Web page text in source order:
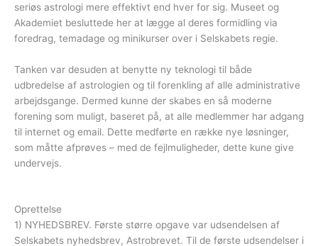
seriøs astrologi mere effektivt end hver for sig. Museet og
Akademiet besluttede her at lægge al deres formidling via
foredrag, temadage og minikurser over i Selskabets regie.
Tanken var desuden at benytte ny teknologi til både
udbredelse af astrologien og til forenkling af alle administrative
arbejdsgange. Dermed kunne der skabes en så moderne
forening som muligt, baseret på, at alle medlemmer har adgang
til internet og email. Dette medførte en række nye løsninger,
som måtte afprøves – med de fejlmuligheder, dette kune give
undervejs.
Oprettelse
1) NYHEDSBREV. Første større opgave var udsendelsen af
Selskabets nyhedsbrev, Astrobrevet. Til de første udsendelser i